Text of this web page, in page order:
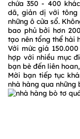
chứa 350 - 400
dã, giản dị với tông
những ô cửa sổ.
bao phủ bởi hơn
tạo nên tổng thể hài
Với mức giá
hợp với nhiều mục
bạn bè đến liên
Mời bạn tiếp tục
nhà hàng qua những